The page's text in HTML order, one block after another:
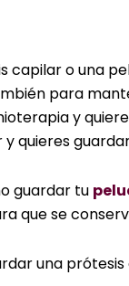
capilar o una
para
y
quieres
guardar tu
que se
una